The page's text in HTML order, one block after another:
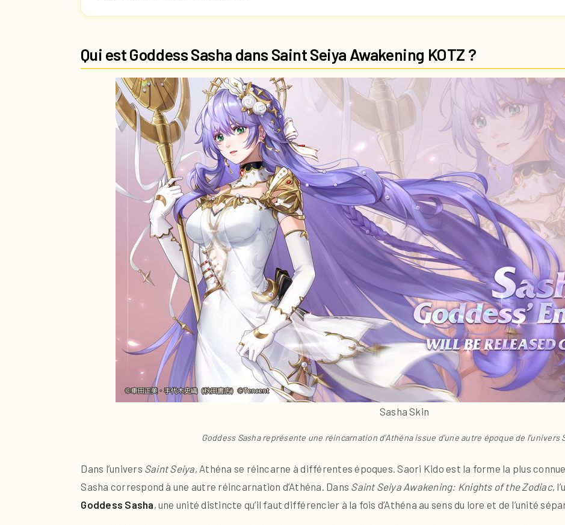
Qui est Goddess Sasha dans Saint Seiya Awakening KOTZ ?
Sasha Skin
Goddess Sasha représente une réincarnation d’Athéna issue d’une autre époque de l’univers
Dans l’univers Saint Seiya, Athéna se réincarne à différentes époques. Saori Kido est la forme la plus
Sasha correspond à une autre réincarnation d’Athéna. Dans Saint Seiya Awakening: Knights of the Zodiac,
Goddess Sasha, une unité distincte qu’il faut différencier à la fois d’Athéna au sens du lore et de l’unité